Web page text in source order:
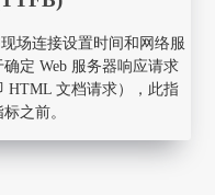
场连接设置时间和网络服
定 Web 服务器响应请求
HTML 文档请求），此指
之前。